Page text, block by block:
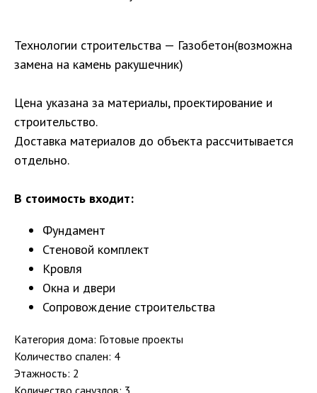
Технологии строительства — Газобетон(возможна
замена на камень ракушечник)
Цена указана за материалы, проектирование и
строительство.
Доставка материалов до объекта рассчитывается
отдельно.
В стоимость входит:
Фундамент
Стеновой комплект
Кровля
Окна и двери
Сопровождение строительства
Категория дома: Готовые проекты
Количество спален: 4
Этажность: 2
Количество санузлов: 3